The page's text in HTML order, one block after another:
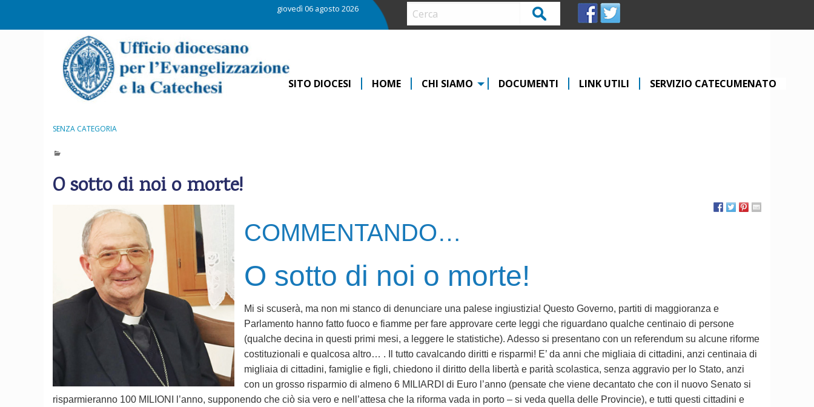
giovedì 06 agosto 2026 Cerca
SITO DIOCESI HOME CHI SIAMO DOCUMENTI LINK UTILI SERVIZIO CATECUMENATO
SENZA CATEGORIA
O sotto di noi o morte!
COMMENTANDO…
O sotto di noi o morte!
Mi si scuserà, ma non mi stanco di denunciare una palese ingiustizia! Questo Governo, partiti di maggioranza e
Parlamento hanno fatto fuoco e fiamme per fare approvare certe leggi che riguardano qualche centinaio di persone
(qualche decina in questi primi mesi, a leggere le statistiche). Adesso si presentano con un referendum su alcune riforme
costituzionali e qualcosa altro… . Il tutto cavalcando diritti e risparmi! E’ da anni che migliaia di cittadini, anzi centinaia di
migliaia di cittadini, famiglie e figli, chiedono il diritto della libertà e parità scolastica, senza aggravio per lo Stato, anzi
con un grosso risparmio di almeno 6 MILIARDI di Euro l’anno (pensate che viene decantato che con il nuovo Senato si
risparmieranno 100 MILIONI l’anno, supponendo che ciò sia vero e nell’attesa che la riforma vada in porto – si veda quella delle Provincie), e tutti questi cittadini e